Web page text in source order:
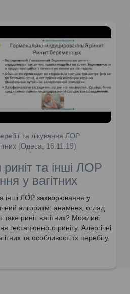
та лікування ЛОР
(Одеса, 16.11.19)
риніт та інші ЛОР
у вагітних
інші ЛОР захворювання у
алгоритм: анамнез, огляд
риніт вагітних? Можливі
гестаціонного риніту. Алергічні
та особливості їх перебігу.